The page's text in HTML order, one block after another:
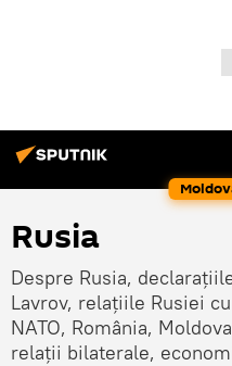
Rusia
Despre Rusia,
Lavrov, relațiile Rusiei
NATO, România,
relații bilaterale,